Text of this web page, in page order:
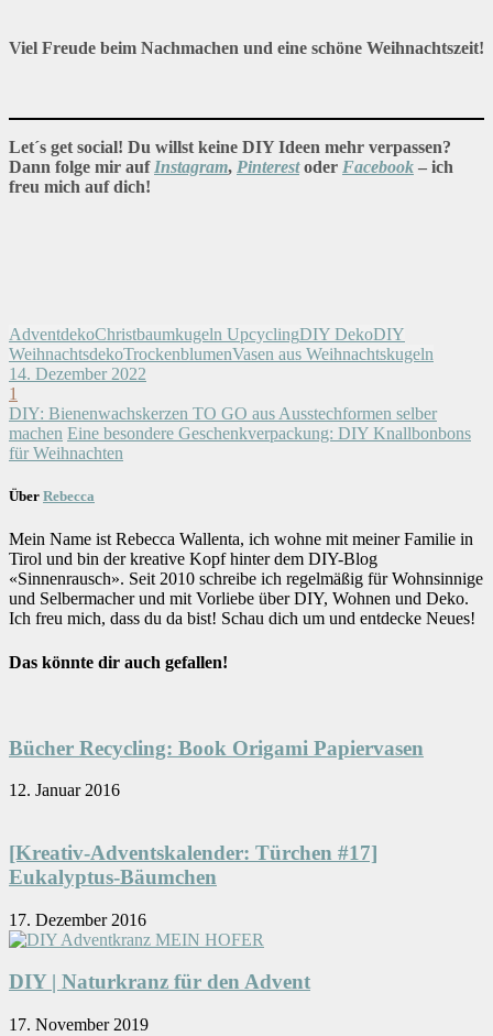
Viel Freude beim Nachmachen und eine schöne Weihnachtszeit!
Let´s get social! Du willst keine DIY Ideen mehr verpassen?
Dann folge mir auf Instagram, Pinterestoder Facebook – ich
freu mich auf dich!
AdventdekoChristbaumkugeln UpcyclingDIY DekoDIY
WeihnachtsdekoTrockenblumenVasen aus Weihnachtskugeln
14. Dezember 2022
1
DIY: Bienenwachskerzen TO GO aus Ausstechformen selber
machen Eine besondere Geschenkverpackung: DIY Knallbonbons
für Weihnachten
Über Rebecca
Mein Name ist Rebecca Wallenta, ich wohne mit meiner Familie in
Tirol und bin der kreative Kopf hinter dem DIY-Blog
«Sinnenrausch». Seit 2010 schreibe ich regelmäßig für Wohnsinnige
und Selbermacher und mit Vorliebe über DIY, Wohnen und Deko.
Ich freu mich, dass du da bist! Schau dich um und entdecke Neues!
Das könnte dir auch gefallen!
Bücher Recycling: Book Origami Papiervasen
12. Januar 2016
[Kreativ-Adventskalender: Türchen #17]
Eukalyptus-Bäumchen
17. Dezember 2016
DIY | Naturkranz für den Advent
17. November 2019